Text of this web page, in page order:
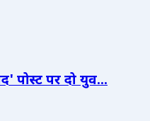
पोस्ट पर दो युव...